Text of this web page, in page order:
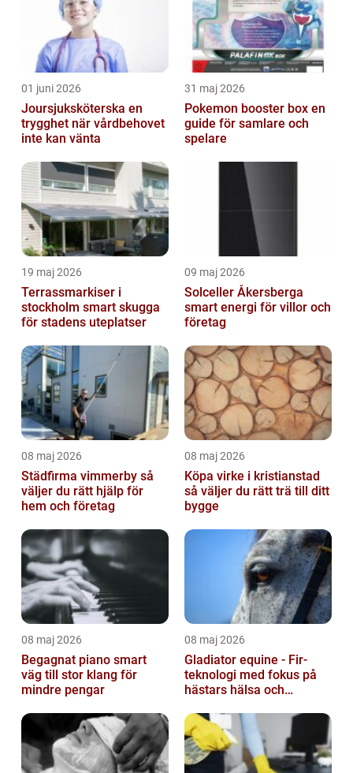
01 juni 2026
Joursjuksköterska en
trygghet när vårdbehovet
inte kan vänta
31 maj 2026
Pokemon booster box en
guide för samlare och
spelare
19 maj 2026
Terrassmarkiser i
stockholm smart skugga
för stadens uteplatser
09 maj 2026
Solceller Åkersberga
smart energi för villor och
företag
08 maj 2026
Städfirma vimmerby så
väljer du rätt hjälp för
hem och företag
08 maj 2026
Köpa virke i kristianstad
så väljer du rätt trä till ditt
bygge
08 maj 2026
Begagnat piano smart
väg till stor klang för
mindre pengar
08 maj 2026
Gladiator equine - Fir-
teknologi med fokus på
hästars hälsa och